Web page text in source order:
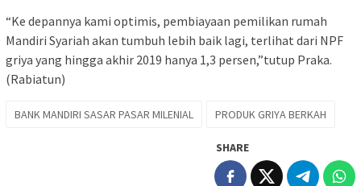
“Ke depannya kami optimis, pembiayaan pemilikan rumah
Mandiri Syariah akan tumbuh lebih baik lagi, terlihat dari NPF
griya yang hingga akhir 2019 hanya 1,3 persen,”tutup Praka.
(Rabiatun)
BANK MANDIRI SASAR PASAR MILENIAL PRODUK GRIYA BERKAH
SHARE